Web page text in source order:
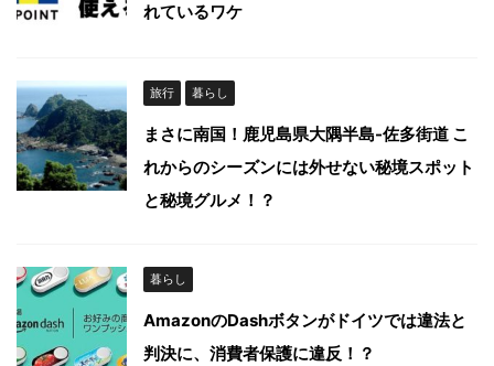
れているワケ
旅行 暮らし
まさに南国！鹿児島県大隅半島-佐多街道 こ
れからのシーズンには外せない秘境スポット
と秘境グルメ！？
暮らし
AmazonのDashボタンがドイツでは違法と
判決に、消費者保護に違反！？